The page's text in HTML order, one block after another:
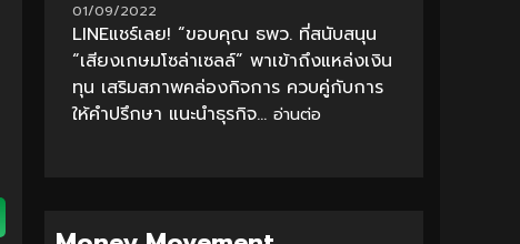
01/09/2022
LINEแชร์เลย! “ขอบคุณ ธพว. ที่สนับสนุน
“เสียงเกษมโซล่าเซลล์” พาเข้าถึงแหล่งเงิน
ทุน เสริมสภาพคล่องกิจการ ควบคู่กับการ
ให้คำปรึกษา แนะนำธุรกิจ... อ่านต่อ